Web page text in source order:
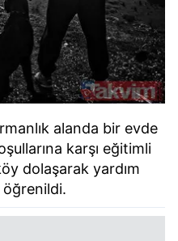
alanda bir evde
karşı eğitimli
dolaşarak yardım